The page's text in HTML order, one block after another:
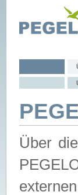
Über